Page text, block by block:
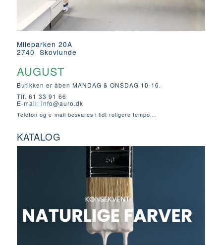
Mileparken 20A
2740 Skovlunde
AUGUST
Butikken er åben MANDAG & ONSDAG 10-16.
Tlf. 61 33 91 66
E-mail: info@auro.dk
Telefon og e-mail besvares i lidt roligere tempo...
KATALOG